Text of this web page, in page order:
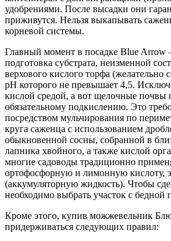
удобрениями. После высадки они
приживутся. Нельзя выкапывать
корневой системы.
Главный момент в посадке Blue Arrow
подготовка субстрата, неизменной
верхового кислого торфа (желательно
рН которого не превышает 4,5.
кислой средой, а вот щелочные почвы
обязательному подкислению. Это
посредством мульчирования по
круга саженца с использованием
обыкновенной сосны, собранной в
лапника хвойного, а также кислой
многие садоводы традиционно
ортофосфорную и лимонную кислоту,
(аккумуляторную жидкость). Чтобы
необходимо выбрать участок с бедной
Кроме этого, купив можжевельник
придерживаться следующих правил: